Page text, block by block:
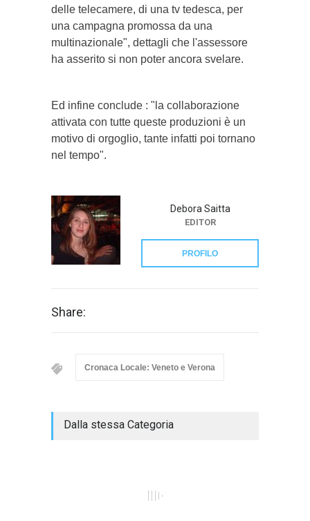
delle telecamere, di una tv tedesca, per
una campagna promossa da una
multinazionale", dettagli che l'assessore
ha asserito si non poter ancora svelare.
Ed infine conclude : "la collaborazione
attivata con tutte queste produzioni è un
motivo di orgoglio, tante infatti poi tornano
nel tempo".
Debora Saitta
EDITOR
PROFILO
Share:
Cronaca Locale: Veneto e Verona
Dalla stessa Categoria